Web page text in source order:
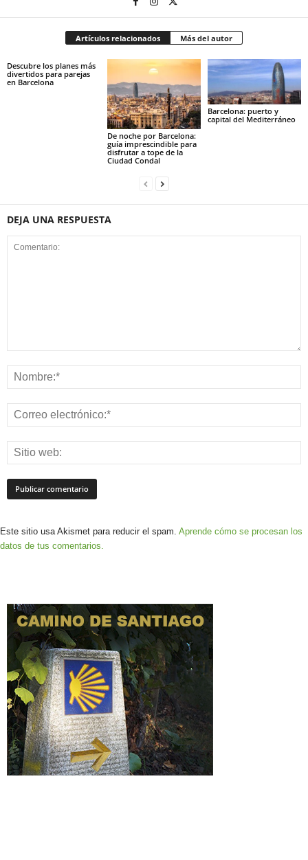
Artículos relacionados Más del autor
Descubre los planes más
divertidos para parejas
en Barcelona
De noche por Barcelona:
guía imprescindible para
disfrutar a tope de la
Ciudad Condal
Barcelona: puerto y
capital del Mediterráneo
DEJA UNA RESPUESTA
Este sitio usa Akismet para reducir el spam. Aprende cómo se procesan los
datos de tus comentarios.